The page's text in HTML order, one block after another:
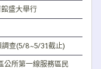
盛大舉行
調查(5/8~5/31截止)
公所第一線服務區民